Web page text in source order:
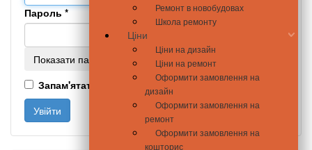
Ремонт в новобудовах
Школа ремонту
Ціни
Ціни на дизайн
Ціни на ремонт
Оформити замовлення на
дизайн
Оформити замовлення на
ремонт
Оформити замовлення на
кошторис
Пароль*
Показати пароль
Запам'ятати мене
Увійти